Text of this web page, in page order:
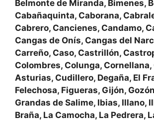
Belmonte de Miranda, Bimenes,
Cabañaquinta, Caborana,
Cabrero, Cancienes, Candamo,
Cangas de Onís, Cangas del
Carreño, Caso, Castrillón,
Colombres, Colunga, Cornellana,
Asturias, Cudillero, Degaña, El
Felechosa, Figueras, Gijón,
Grandas de Salime, Ibias, Illano,
Braña, La Camocha, La Pedrera,